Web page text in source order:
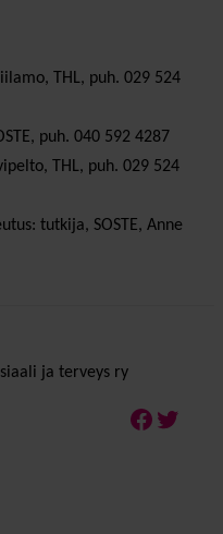
THL, puh. 029 524
puh. 040 592 4287
THL, puh. 029 524
tutkija, SOSTE, Anne
ja terveys ry